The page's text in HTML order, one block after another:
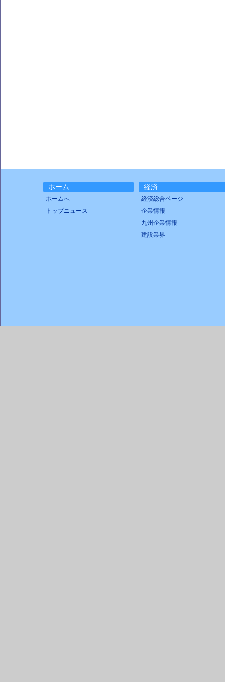
ホーム
ホームへ
トップニュース
経済
経済総合ページ
企業情報
九州企業情報
建設業界